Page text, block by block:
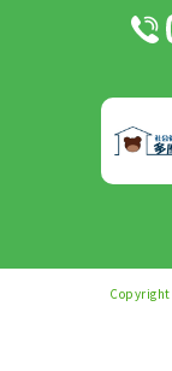
Copyright